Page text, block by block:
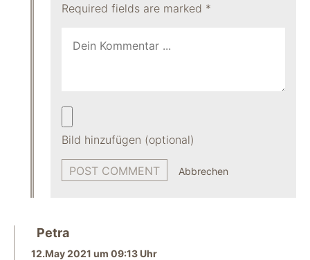
Required fields are marked *
Bild hinzufügen (optional)
Abbrechen
Petra
12.May 2021 um 09:13 Uhr